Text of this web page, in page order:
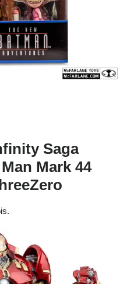
Saga
Mark 44